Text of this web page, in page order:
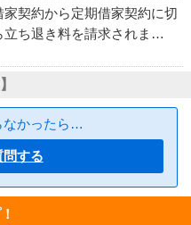
契約から定期借家契約に切
立ち退き料を請求されま…
なかったら…
する